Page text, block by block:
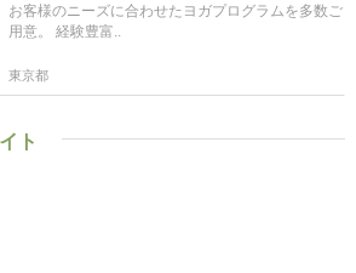
お客様のニーズに合わせたヨガプログラムを多数ご
用意。 経験豊富..
東京都
ト